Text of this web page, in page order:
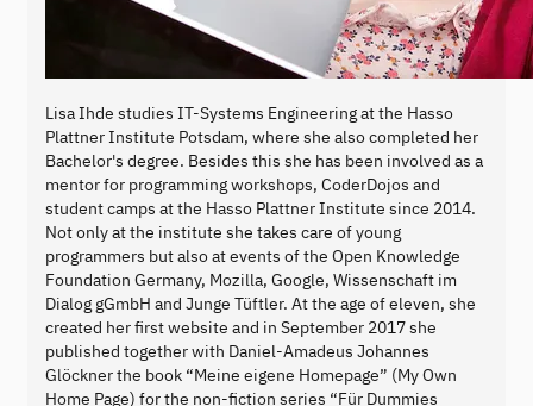
Lisa Ihde studies IT-Systems Engineering at the Hasso
Plattner Institute Potsdam, where she also completed her
Bachelor's degree. Besides this she has been involved as a
mentor for programming workshops, CoderDojos and
student camps at the Hasso Plattner Institute since 2014.
Not only at the institute she takes care of young
programmers but also at events of the Open Knowledge
Foundation Germany, Mozilla, Google, Wissenschaft im
Dialog gGmbH and Junge Tüftler. At the age of eleven, she
created her first website and in September 2017 she
published together with Daniel-Amadeus Johannes
Glöckner the book “Meine eigene Homepage” (My Own
Home Page) for the non-fiction series “Für Dummies